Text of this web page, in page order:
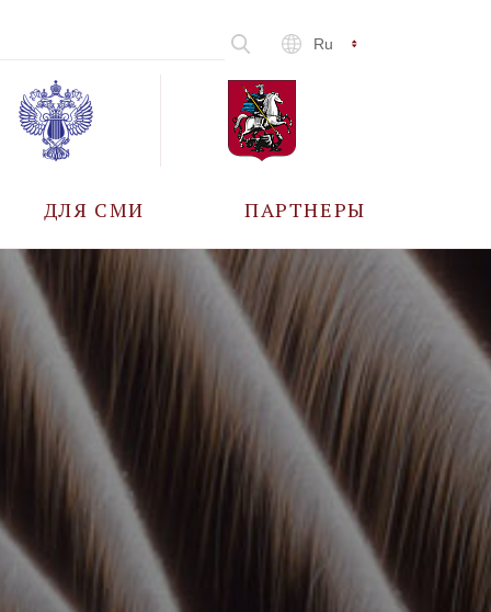
Ru
ДЛЯ СМИ
АККРЕДИТАЦИЯ
ПАРТНЕРЫ